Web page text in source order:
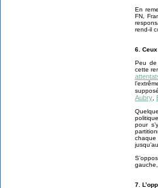
En
FN,
rend-il
6.
Peu de
cette
Aubry
pour
chaque
gauche,
7.